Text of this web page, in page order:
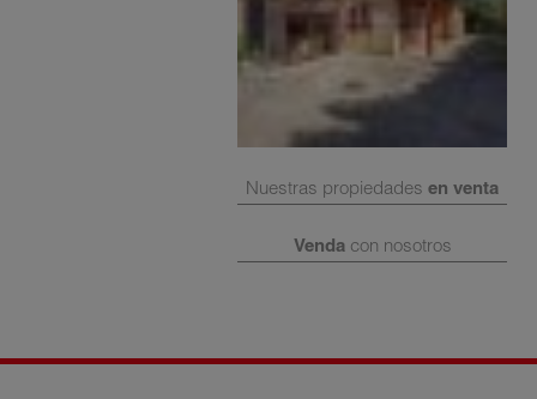
Nuestras propiedades en venta
Vendacon nosotros